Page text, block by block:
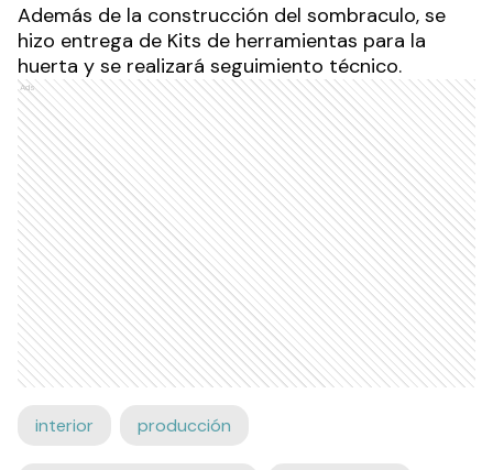
Además de la construcción del sombraculo, se
hizo entrega de Kits de herramientas para la
huerta y se realizará seguimiento técnico.
Ads
interior producción